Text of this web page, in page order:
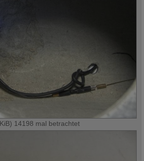
14198 mal betrachtet